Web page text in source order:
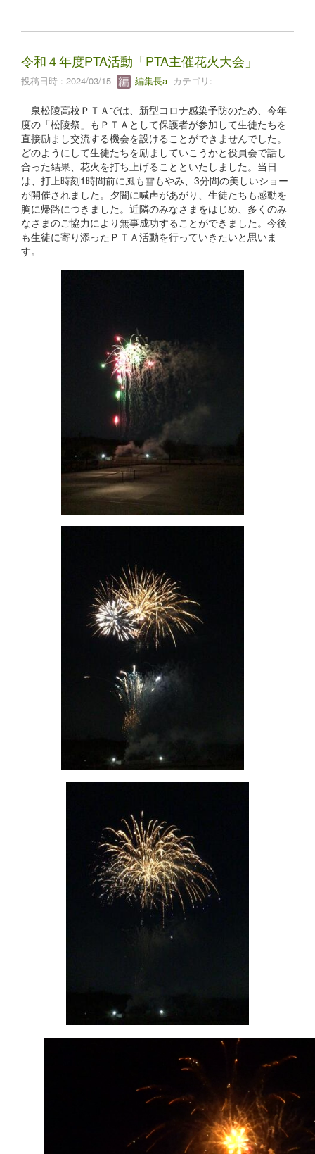
令和４年度PTA活動「PTA主催花火大会」
投稿日時 : 2024/03/15 編集長a カテゴリ:
泉松陵高校ＰＴＡでは、新型コロナ感染予防のため、今年
度の「松陵祭」もＰＴＡとして保護者が参加して生徒たちを
直接励まし交流する機会を設けることができませんでした。
どのようにして生徒たちを励ましていこうかと役員会で話し
合った結果、花火を打ち上げることといたしました。当日
は、打上時刻1時間前に風も雪もやみ、3分間の美しいショー
が開催されました。夕闇に喊声があがり、生徒たちも感動を
胸に帰路につきました。近隣のみなさまをはじめ、多くのみ
なさまのご協力により無事成功することができました。今後
も生徒に寄り添ったＰＴＡ活動を行っていきたいと思いま
す。